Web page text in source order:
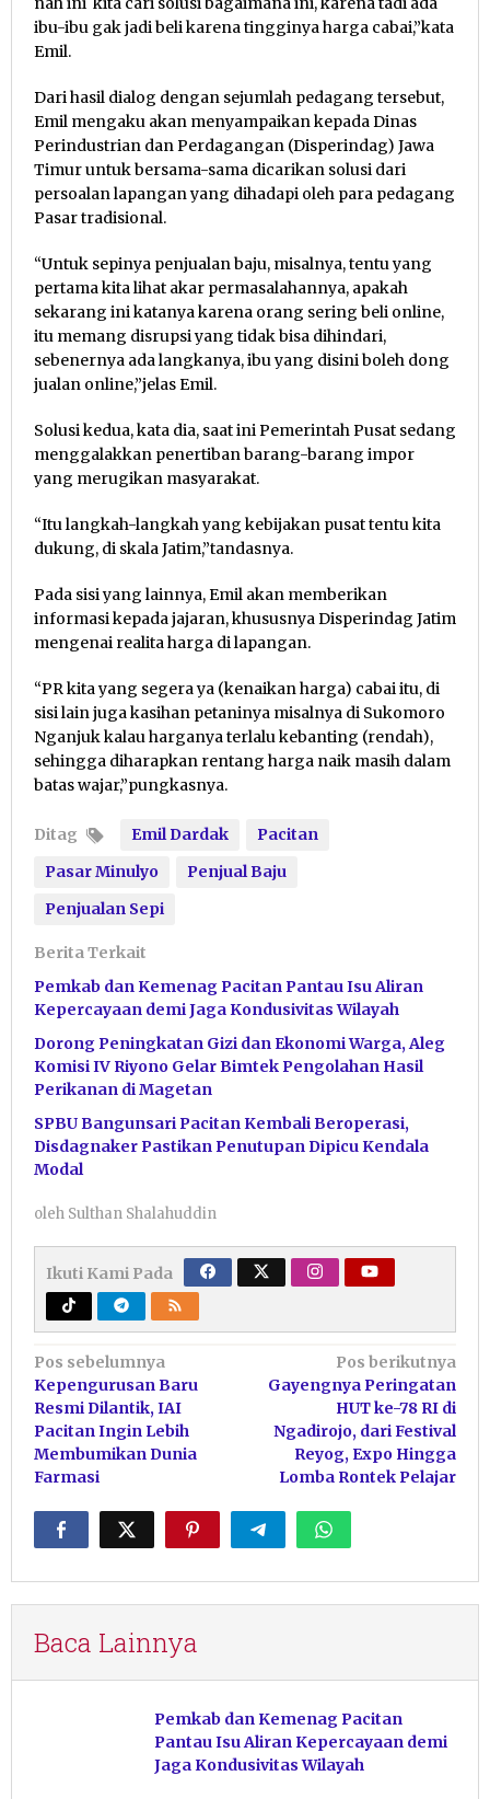
ibu-ibu gak jadi beli karena tingginya harga cabai,”kata
Emil.
Dari hasil dialog dengan sejumlah pedagang tersebut,
Emil mengaku akan menyampaikan kepada Dinas
Perindustrian dan Perdagangan (Disperindag) Jawa
Timur untuk bersama-sama dicarikan solusi dari
persoalan lapangan yang dihadapi oleh para pedagang
Pasar tradisional.
“Untuk sepinya penjualan baju, misalnya, tentu yang
pertama kita lihat akar permasalahannya, apakah
sekarang ini katanya karena orang sering beli online,
itu memang disrupsi yang tidak bisa dihindari,
sebenernya ada langkanya, ibu yang disini boleh dong
jualan online,”jelas Emil.
Solusi kedua, kata dia, saat ini Pemerintah Pusat sedang
menggalakkan penertiban barang-barang impor
yang merugikan masyarakat.
“Itu langkah-langkah yang kebijakan pusat tentu kita
dukung, di skala Jatim,”tandasnya.
Pada sisi yang lainnya, Emil akan memberikan
informasi kepada jajaran, khususnya Disperindag Jatim
mengenai realita harga di lapangan.
“PR kita yang segera ya (kenaikan harga) cabai itu, di
sisi lain juga kasihan petaninya misalnya di Sukomoro
Nganjuk kalau harganya terlalu kebanting (rendah),
sehingga diharapkan rentang harga naik masih dalam
batas wajar,”pungkasnya.
Ditag Emil Dardak
Pacitan
Pasar Minulyo
Penjual Baju
Penjualan Sepi
Berita Terkait
Pemkab dan Kemenag Pacitan Pantau Isu Aliran
Kepercayaan demi Jaga Kondusivitas Wilayah
Dorong Peningkatan Gizi dan Ekonomi Warga, Aleg
Komisi IV Riyono Gelar Bimtek Pengolahan Hasil
Perikanan di Magetan
SPBU Bangunsari Pacitan Kembali Beroperasi,
Disdagnaker Pastikan Penutupan Dipicu Kendala
Modal
oleh Sulthan Shalahuddin
Ikuti Kami Pada
Navigasi
pos
Pos sebelumnya
Kepengurusan Baru
Resmi Dilantik, IAI
Pacitan Ingin Lebih
Membumikan Dunia
Farmasi
Pos berikutnya
Gayengnya Peringatan
HUT ke-78 RI di
Ngadirojo, dari Festival
Reyog, Expo Hingga
Lomba Rontek Pelajar
Baca Lainnya
Pemkab dan Kemenag Pacitan
Pantau Isu Aliran Kepercayaan demi
Jaga Kondusivitas Wilayah